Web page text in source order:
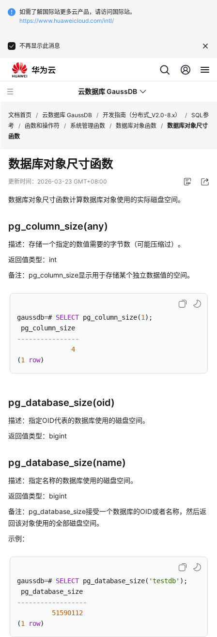
如需了解国际站更多云产品，请访问国际站。
https://www.huaweicloud.com/intl/
不再显示此消息
云数据库 GaussDB
新
动
态
服
告
品
介
费
说
明
快
速
用
指
开
发
指
开
南
布
式
文档首页 / 云数据库 GaussDB / 开发指南（分布式_V2.0-8.x） / SQL参
考 / 函数和操作符 / 系统管理函数 / 数据库对象函数 / 数据库对象尺寸
函数
数据库对象尺寸函数
更新时间： 2026-03-23 GMT+08:00
数据库对象尺寸函数计算数据库对象使用的实际磁盘空间。
pg_column_size(any)
描述：存储一个指定的数值需要的字节数（可能压缩过）。
返回值类型：int
备注：pg_column_size显示用于存储某个独立数据值的空间。
gaussdb=# SELECT pg_column_size(1 );
----------------
4
(1 row
pg_database_size(oid)
描述：指定OID代表的数据库使用的磁盘空间。
返回值类型：bigint
pg_database_size(name)
描述：指定名称的数据库使用的磁盘空间。
返回值类型：bigint
备注：pg_database_size接受一个数据库的OID或者名称，然后返
回该对象使用的全部磁盘空间。
示例：
gaussdb=# SELECT pg_database_size( 'testdb' );
------------------
51590112
(1 row